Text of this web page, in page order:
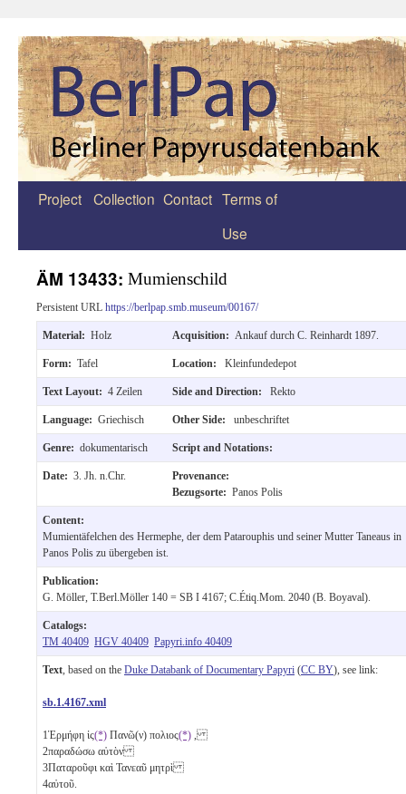
Zum
springen
Project Collection Contact Terms of
Use
ÄM 13433: Mumienschild
Persistent URL https://berlpap.smb.museum/00167/
Material: Holz Acquisition: Ankauf durch C. Reinhardt 1897.
Form: Tafel Location: Kleinfundedepot
Text Layout: 4 Zeilen Side and Direction: Rekto
Language: Griechisch Other Side: unbeschriftet
Genre: dokumentarisch Script and Notations:
Date: 3. Jh. n.Chr.
Provenance:
Bezugsorte: Panos Polis
Content:
Mumientäfelchen des Hermephe, der dem Patarouphis und seiner Mutter Taneaus in
Panos Polis zu übergeben ist.
Publication:
G. Möller, T.Berl.Möller 140 = SB I 4167; C.Étiq.Mom. 2040 (B. Boyaval).
Catalogs:
TM 40409 HGV 40409 Papyri.info 40409
Text , based on the Duke Databank of Documentary Papyri (CC BY), see link:
sb.1.4167.xml
1Ἑρμήφη ἰς(*) Πανῶ(ν) πολιος(*) ,
2παραδώσω αὐτὸν
3Παταροῦφι καὶ Τανεαῦ μητρὶ
4αὐτοῦ.